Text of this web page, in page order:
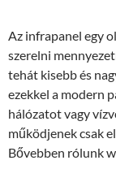
Az infrapanel egy
szerelni
tehát kisebb és
ezekkel a modern
hálózatot vagy
működjenek csak
Bővebben rólunk